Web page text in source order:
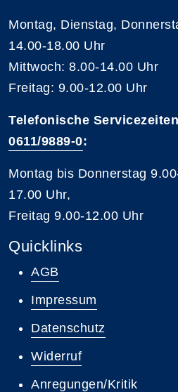
Montag, Dienstag,
14.00-18.00 Uhr
Mittwoch: 8.00-14.00 Uhr
Freitag: 9.00-12.00 Uhr
Telefonische
0611/9889-0:
Montag bis Donnerstag
17.00 Uhr,
Freitag 9.00-12.00 Uhr
Quicklinks
AGB
Impressum
Datenschutz
Widerruf
Anregungen/Kritik